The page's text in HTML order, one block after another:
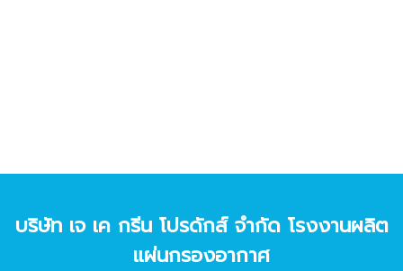
บริษัท เจ เค กรีน โปรดักส์ จํากัด โรงงานผลิต
แผ่นกรองอากาศ